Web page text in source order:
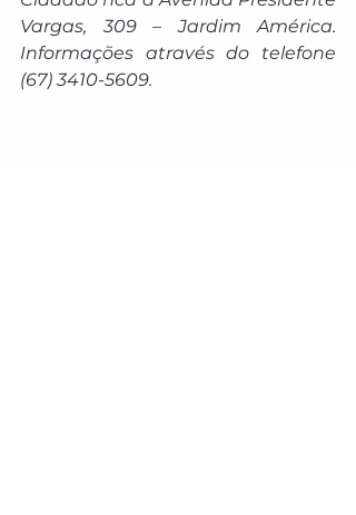
Vargas, 309 – Jardim América.
Informações através do telefone
(67) 3410-5609.